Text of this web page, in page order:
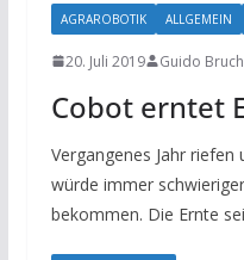
AGRAROBOTIK ALLGEMEIN
20. Juli 2019 Guido Bruch
Cobot erntet
Vergangenes Jahr riefen
würde immer
bekommen. Die Ernte